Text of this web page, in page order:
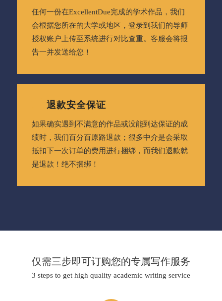
任何一份在ExcellentDue完成的学术作品，我们
会根据您所在的大学或地区，登录到我们的导师
授权账户上传至系统进行对比查重。客服会将报
告一并发送给您！
退款安全保证
如果确实遇到不满意的作品或没能到达保证的成
绩时，我们百分百原路退款；很多中介是会采取
抵扣下一次订单的费用进行捆绑，而我们退款就
是退款！绝不捆绑！
仅需三步即可订购您的专属写作服务
3 steps to get high quality academic writing service